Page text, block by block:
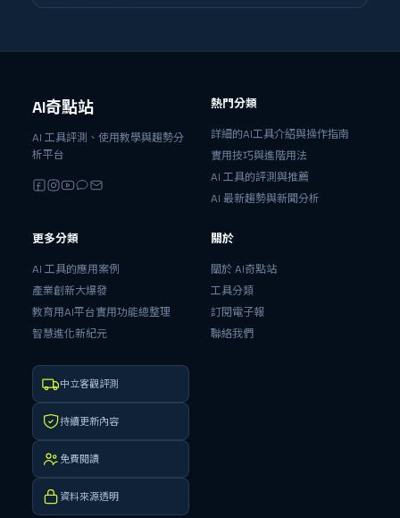
AI奇點站
AI 工具評測、使用教學與趨勢分
析平台
熱門分類
詳細的AI工具介紹與操作指南
實用技巧與進階用法
AI 工具的評測與推薦
AI 最新趨勢與新聞分析
更多分類
AI 工具的應用案例
產業創新大爆發
教育用AI平台實用功能總整理
智慧進化新紀元
關於
關於 AI奇點站
工具分類
訂閱電子報
聯絡我們
中立客觀評測
持續更新內容
免費閱讀
資料來源透明